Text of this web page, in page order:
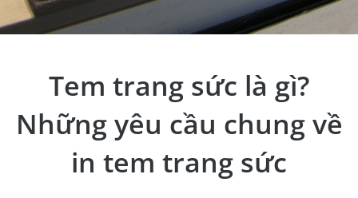
Tem trang sức là gì?
Những yêu cầu chung về
in tem trang sức